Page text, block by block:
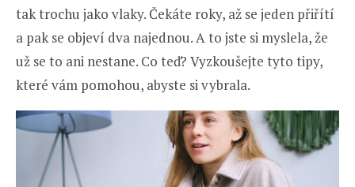
tak trochu jako vlaky. Čekáte roky, až se jeden přiřítí
a pak se objeví dva najednou. A to jste si myslela, že
už se to ani nestane. Co teď? Vyzkoušejte tyto tipy,
které vám pomohou, abyste si vybrala.